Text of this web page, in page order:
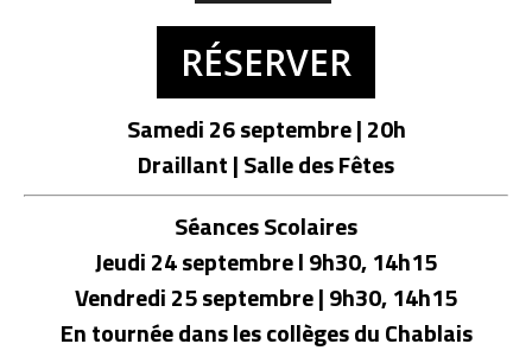
RÉSERVER
Samedi 26 septembre | 20h
Draillant | Salle des Fêtes
Séances Scolaires
Jeudi 24 septembre l 9h30, 14h15
Vendredi 25 septembre | 9h30, 14h15
En tournée dans les collèges du Chablais